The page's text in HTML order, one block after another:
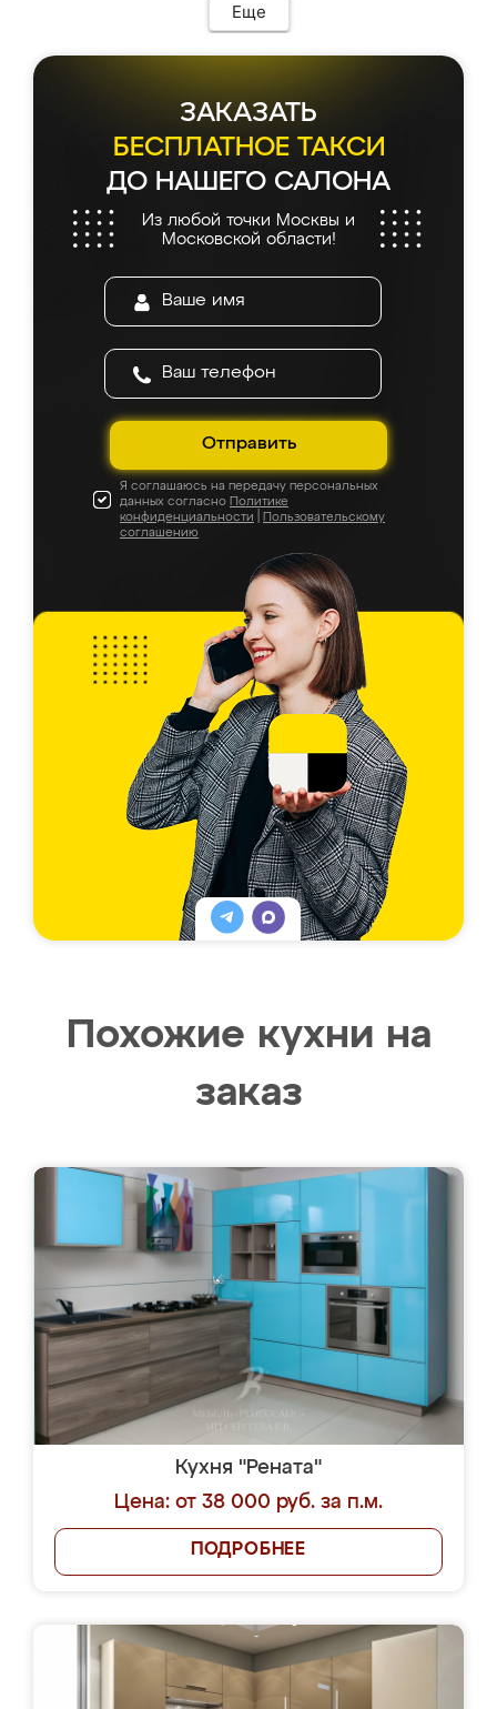
Еще
ЗАКАЗАТЬ
БЕСПЛАТНОЕ ТАКСИ
ДО НАШЕГО САЛОНА
Из любой точки Москвы и
Московской области!
Отправить
Я соглашаюсь на передачу персональных
данных согласно Политике
конфиденциальности
Пользовательскому
соглашению
Похожие кухни на
заказ
Кухня "Рената"
Цена: от 38 000 руб. за п.м.
ПОДРОБНЕЕ